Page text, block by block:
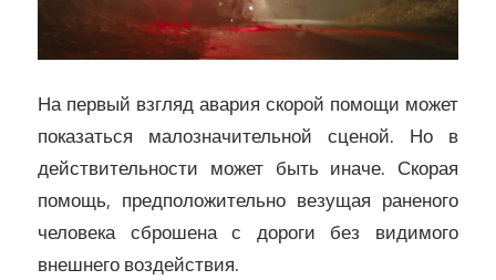
На первый взгляд авария скорой помощи может
показаться малозначительной сценой. Но в
действительности может быть иначе. Скорая
помощь, предположительно везущая раненого
человека сброшена с дороги без видимого
внешнего воздействия.